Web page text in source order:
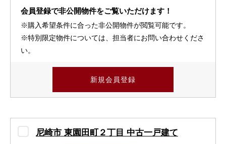
会員登録で非公開物件をご覧いただけます！
※購入希望条件に合った非公開物件が閲覧可能です。
※特別限定物件については、担当者にお問い合わせくださ
い。
新規会員登録
尼崎市 東園田町２丁目 中古一戸建て